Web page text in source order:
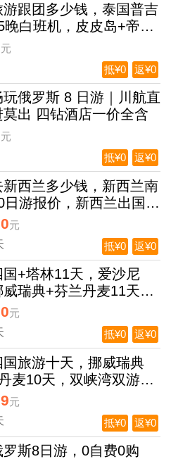
游跟团多少钱，泰国普吉
晚白班机，皮皮岛+帝王
携程五钻泳池酒店+2晚
酒店
元
返¥0
抵¥0
玩俄罗斯 8 日游｜川航直
出 四钻酒店一价全含
元
返¥0
抵¥0
新西兰多少钱，新西兰南
日游报价，新西兰出国费
元
返¥0
抵¥0
国+塔林11天，爱沙尼
威瑞典+芬兰丹麦11天，
+芬兰+瑞典+挪威+丹
湾+卑尔根+塔林11日
元
返¥0
抵¥0
国旅游十天，挪威瑞典
麦10天，双峡湾双游轮
元
返¥0
抵¥0
斯8日游，0自费0购